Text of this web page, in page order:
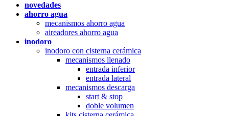
novedades
ahorro agua
mecanismos ahorro agua
aireadores ahorro agua
inodoro
inodoro con cisterna cerámica
mecanismos llenado
entrada inferior
entrada lateral
mecanismos descarga
start & stop
doble volumen